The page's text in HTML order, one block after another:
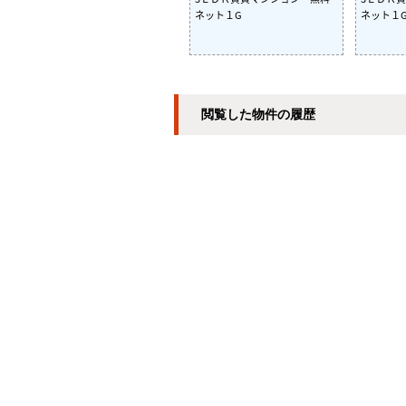
ネット１G
ネット１
閲覧した物件の履歴